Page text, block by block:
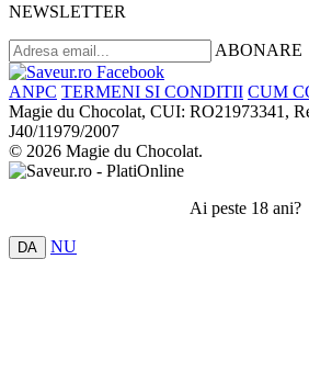
NEWSLETTER
ABONARE
ANPC TERMENI SI CONDITII CUM
Magie du Chocolat, CUI: RO21973341,
J40/11979/2007
© 2026 Magie du Chocolat.
Ai peste 18 ani?
DA NU